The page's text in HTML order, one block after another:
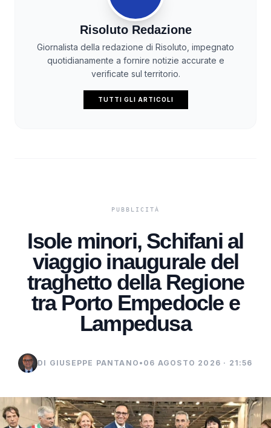
Risoluto Redazione
Giornalista della redazione di Risoluto, impegnato
quotidianamente a fornire notizie accurate e
verificate sul territorio.
TUTTI GLI ARTICOLI
Isole minori, Schifani al
viaggio inaugurale del
traghetto della Regione
tra Porto Empedocle e
Lampedusa
DI GIUSEPPE PANTANO • 06 AGOSTO 2026 · 21:56